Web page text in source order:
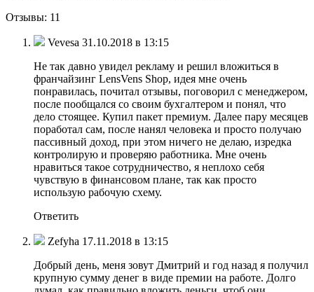
Отзывы: 11
Vevesa 31.10.2018 в 13:15
Не так давно увидел рекламу и решил вложиться в
франчайзинг LensVens Shop, идея мне очень
понравилась, почитал отзывы, поговорил с менеджером,
после пообщался со своим бухгалтером и понял, что
дело стоящее. Купил пакет премиум. Далее пару месяцев
поработал сам, после нанял человека и просто получаю
пассивный доход, при этом ничего не делаю, изредка
контролирую и проверяю работника. Мне очень
нравиться такое сотрудничество, я неплохо себя
чувствую в финансовом плане, так как просто
использую рабочую схему.
Ответить
Zefyha 17.11.2018 в 13:15
Добрый день, меня зовут Дмитрий и год назад я получил
крупную сумму денег в виде премии на работе. Долго